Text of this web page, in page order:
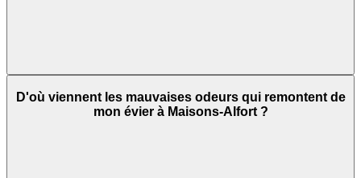
D'où viennent les mauvaises odeurs qui remontent de
mon évier à Maisons-Alfort ?